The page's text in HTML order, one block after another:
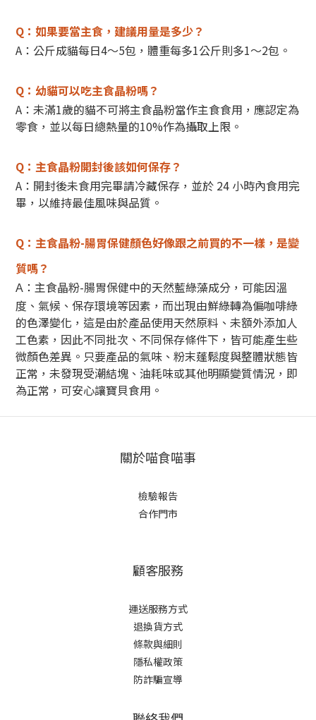
Q： 如果要當主食，建議用量是多少？
A：公斤成貓每日4～5包，體重每多1公斤則多1～2包。
Q： 幼貓可以吃主食晶粉嗎？
A：未滿1歲的貓不可將主食晶粉當作主食食用，應認定為
零食，並以每日總熱量的10%作為攝取上限。
Q： 主食晶粉開封後該如何保存？
A：開封後未食用完畢請冷藏保存，並於 24 小時內食用完
畢，以維持最佳風味與品質。
Q：主食晶粉-腸胃保健顏色好像跟之前買的不一樣，是變
質嗎？
A ：主食晶粉-腸胃保健中的天然藍綠藻成分，可能因溫
度、氣候、保存環境等因素，而出現由鮮綠轉為偏咖啡綠
的色澤變化，這是由於產品使用天然原料、未額外添加人
工色素，因此不同批次、不同保存條件下，皆可能產生些
微顏色差異。 只要產品的氣味、粉末蓬鬆度與整體狀態皆
正常，未發現受潮結塊、油耗味或其他明顯變質情況，即
為正常，可安心讓寶貝食用。
關於喵食喵事
檢驗報告
合作門市
顧客服務
運送服務方式
退換貨方式
條款與細則
隱私權政策
防詐騙宣導